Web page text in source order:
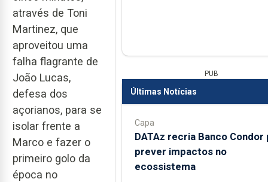
através de Toni
Martinez, que
aproveitou uma
falha flagrante de
João Lucas,
defesa dos
açorianos, para se
isolar frente a
Marco e fazer o
primeiro golo da
época no
PUB
Últimas Notícias
Capa
DATAz recria Banco Condor
prever impactos no
ecossistema